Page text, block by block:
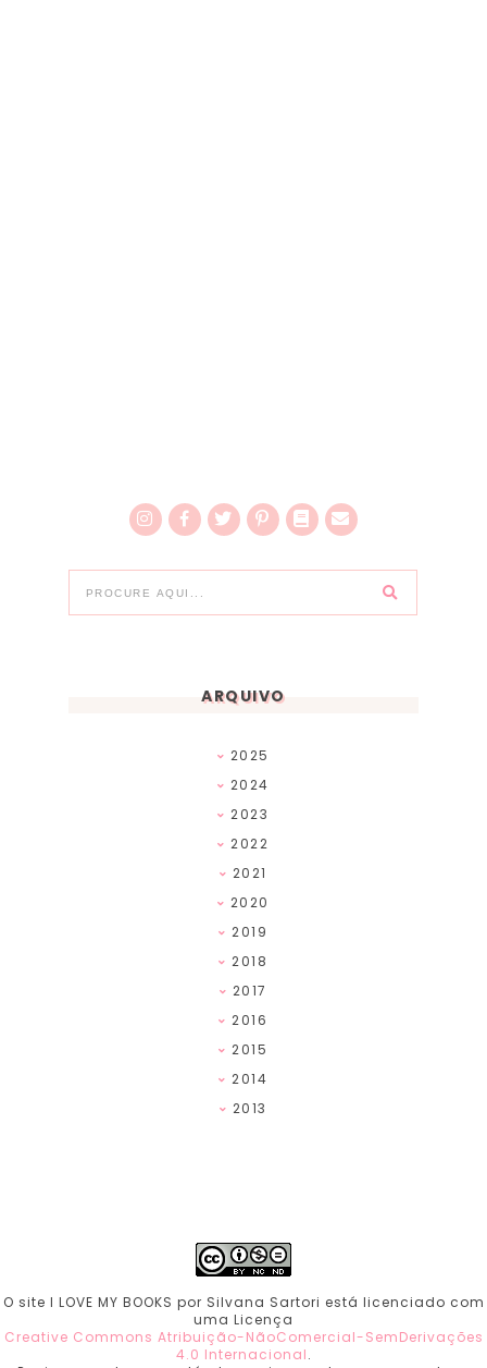
ARQUIVO
2025
2024
2023
2022
2021
2020
2019
2018
2017
2016
2015
2014
2013
O site I LOVE MY BOOKS por Silvana Sartori está licenciado com
uma Licença
Creative Commons Atribuição-NãoComercial-SemDerivações
4.0 Internacional.